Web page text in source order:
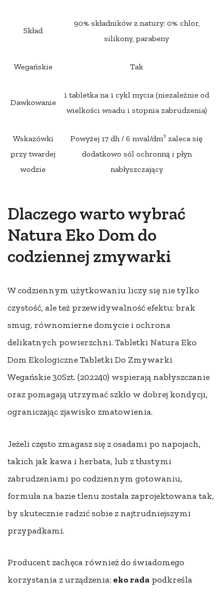
Skład
90% składników z natury; 0% chlor,
silikony, parabeny
Wegańskie Tak
Dawkowanie
1 tabletka na 1 cykl mycia (niezależnie od
wielkości wsadu i stopnia zabrudzenia)
Wskazówki
przy twardej
wodzie
Powyżej 17 dh / 6 mval/dm³ zaleca się
dodatkowo sól ochronną i płyn
nabłyszczający
Dlaczego warto wybrać
Natura Eko Dom do
codziennej zmywarki
W codziennym użytkowaniu liczy się nie tylko
czystość, ale też przewidywalność efektu: brak
smug, równomierne domycie i ochrona
delikatnych powierzchni. Tabletki Natura Eko
Dom Ekologiczne Tabletki Do Zmywarki
Wegańskie 30Szt. (202240) wspierają nabłyszczanie
oraz pomagają utrzymać szkło w dobrej kondycji,
ograniczając zjawisko zmatowienia.
Jeżeli często zmagasz się z osadami po napojach,
takich jak kawa i herbata, lub z tłustymi
zabrudzeniami po codziennym gotowaniu,
formuła na bazie tlenu została zaprojektowana tak,
by skutecznie radzić sobie z najtrudniejszymi
przypadkami.
Producent zachęca również do świadomego
korzystania z urządzenia: eko rada podkreśla